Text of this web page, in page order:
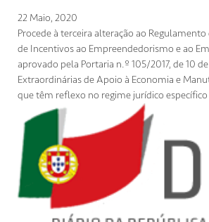
22 Maio, 2020
Procede à terceira alteração ao
de Incentivos ao Empreendedorismo e ao
aprovado pela Portaria n.º 105/2017, de 10
Extraordinárias de Apoio à Economia e
que têm reflexo no regime jurídico específico